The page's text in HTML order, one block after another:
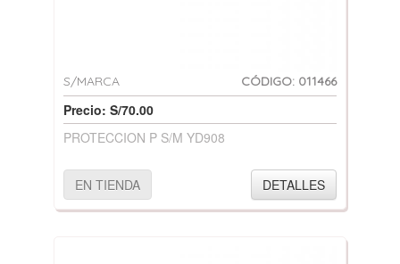
S/MARCA CÓDIGO: 011466
Precio: S/70.00
PROTECCION P S/M YD908
EN TIENDA DETALLES